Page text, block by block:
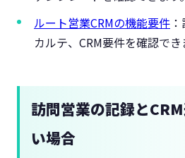
ルート営業CRMの機能要件
カルテ、CRM要件を確認でき
訪問営業の記録と
い場合